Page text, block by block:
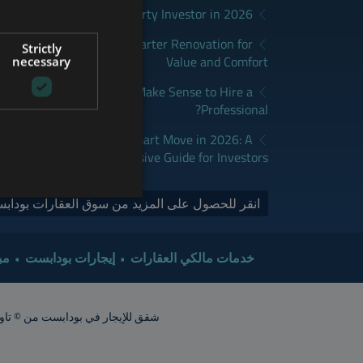
District Fits Which Property Investor in 2026?
How to Plan a Smarter Renovation for
Value and Comfort
When Does It Make Sense to Hire a
Professional?
Real Estate is a Smart Move in 2026: A
Comprehensive Guide for Investors
انقر للحصول على المزيد من سوق العقارات
خدمات مالكي العقارات إيجارات بودابست
شقق للإيجار في بودابست من © تاور إنترناشيونال 2015. جميع الحقوق محفوظة. أشعار الشقق تقريبية. ينبغي
FRENCH
SPANISH
Strictly
necessary